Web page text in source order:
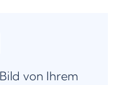
von Ihrem